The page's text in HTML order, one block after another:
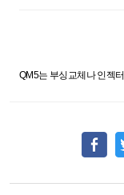
QM5는 부싱교체나 인젝